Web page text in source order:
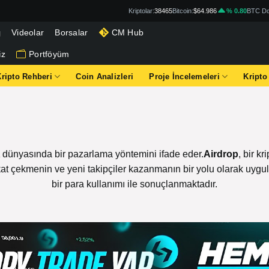
Kriptolar:38465Bitcoin:$64.986 % 0.80BTC
Videolar Borsalar CM Hub
Portföyüm
Rehberi Coin Analizleri Proje İncelemeleri Kripto
bir pazarlama yöntemini ifade eder.Airdrop, bir
çekmenin ve yeni takipçiler kazanmanın bir yolu olarak
bir para kullanımı ile sonuçlanmaktadır.